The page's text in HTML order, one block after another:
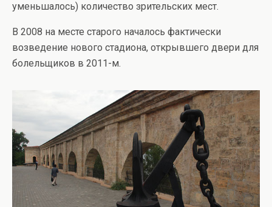
уменьшалось) количество зрительских мест.
В 2008 на месте старого началось фактически
возведение нового стадиона, открывшего двери для
болельщиков в 2011-м.